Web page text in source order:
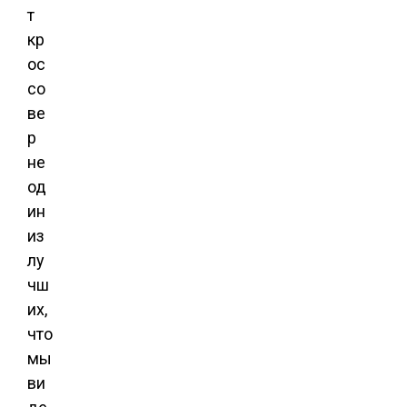
т
кр
ос
со
ве
р
не
од
ин
из
лу
чш
их,
что
мы
ви